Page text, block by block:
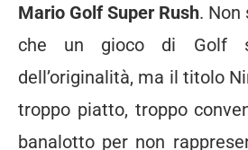
Mario Golf Super Rush. Non
che un gioco di Golf
dell’originalità, ma il titolo
troppo piatto, troppo
banalotto per non